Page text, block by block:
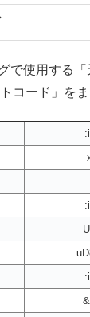
で使用する
コード」をま